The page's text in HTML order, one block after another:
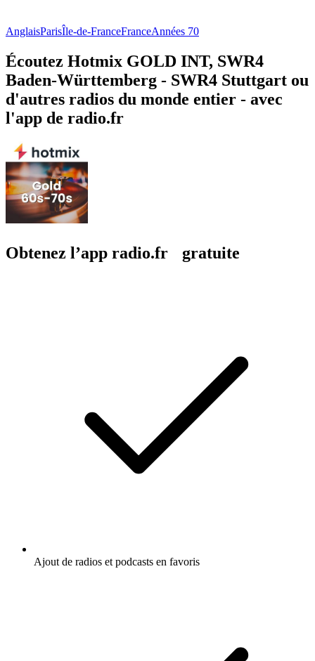
AnglaisParisÎle-de-FranceFranceAnnées 70
Écoutez Hotmix GOLD INT, SWR4
Baden-Württemberg - SWR4 Stuttgart ou
d'autres radios du monde entier - avec
l'app de radio.fr
Obtenez l’app radio.fr gratuite
Ajout de radios et podcasts en favoris